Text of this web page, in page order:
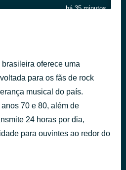
há 35 minutos
The World
há 59 minutos
oferece uma
para os fãs de rock
musical do país.
70 e 80, além de
24 horas por dia,
para ouvintes ao redor do